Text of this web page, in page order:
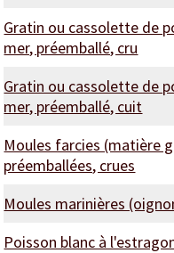
Gratin ou cassolette de
mer, préemballé, cru
Gratin ou cassolette de
mer, préemballé, cuit
Moules farcies (matière
préemballées, crues
Moules marinières
Poisson blanc à